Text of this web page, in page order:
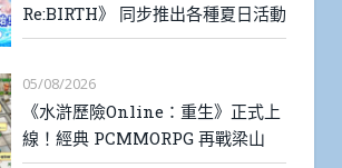
Re:BIRTH》 同步推出各種夏日活動
05/08/2026
《水滸歷險Online：重生》正式上
線！經典 PCMMORPG 再戰梁山